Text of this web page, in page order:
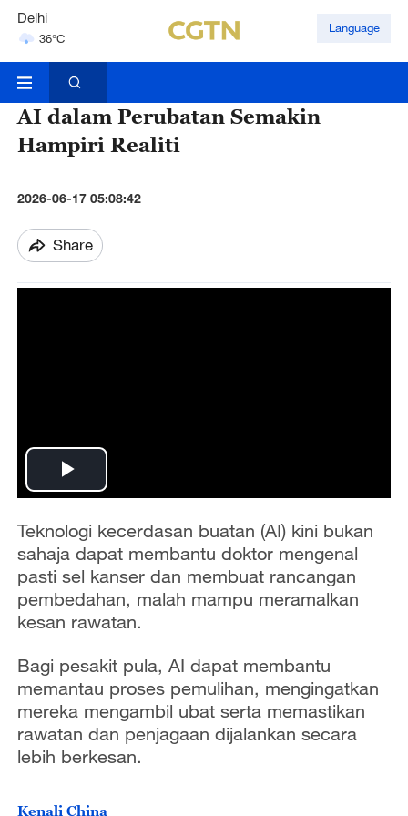
Delhi
36°C
Hyderabad
Language
AI dalam Perubatan Semakin
Hampiri Realiti
2026-06-17 05:08:42
Share
P
l
a
y
i
d
Teknologi kecerdasan buatan (AI) kini bukan
sahaja dapat membantu doktor mengenal
pasti sel kanser dan membuat rancangan
pembedahan, malah mampu meramalkan
kesan rawatan.
Bagi pesakit pula, AI dapat membantu
memantau proses pemulihan, mengingatkan
mereka mengambil ubat serta memastikan
rawatan dan penjagaan dijalankan secara
lebih berkesan.
Kenali China